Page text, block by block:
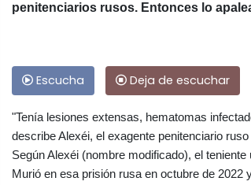
penitenciarios rusos. Entonces lo
Escucha Deja de escuchar
"Tenía lesiones extensas, hematomas
describe Alexéi, el exagente penitenciario
Según Alexéi (nombre modificado), el
Murió en esa prisión rusa en octubre de